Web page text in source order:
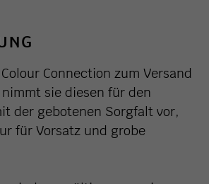
Connection zum Versand
sie diesen für den
der gebotenen Sorgfalt vor,
für Vorsatz und grobe